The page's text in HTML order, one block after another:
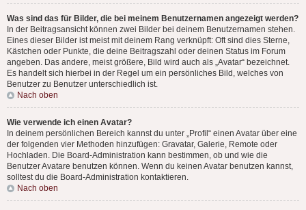
Was sind das für Bilder, die bei meinem Benutzernamen angezeigt werden?
In der Beitragsansicht können zwei Bilder bei deinem Benutzernamen stehen.
Eines dieser Bilder ist meist mit deinem Rang verknüpft: Oft sind dies Sterne,
Kästchen oder Punkte, die deine Beitragszahl oder deinen Status im Forum
angeben. Das andere, meist größere, Bild wird auch als „Avatar“ bezeichnet.
Es handelt sich hierbei in der Regel um ein persönliches Bild, welches von
Benutzer zu Benutzer unterschiedlich ist.
Nach oben
Wie verwende ich einen Avatar?
In deinem persönlichen Bereich kannst du unter „Profil“ einen Avatar über eine
der folgenden vier Methoden hinzufügen: Gravatar, Galerie, Remote oder
Hochladen. Die Board-Administration kann bestimmen, ob und wie die
Benutzer Avatare benutzen können. Wenn du keinen Avatar benutzen kannst,
solltest du die Board-Administration kontaktieren.
Nach oben